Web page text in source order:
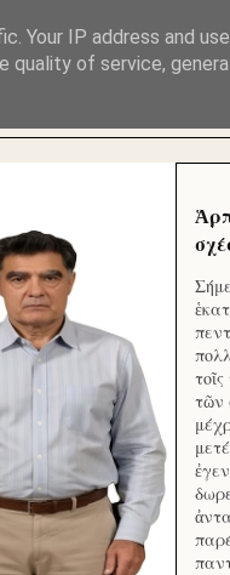
τῶν
Your IP address and
quality of service,